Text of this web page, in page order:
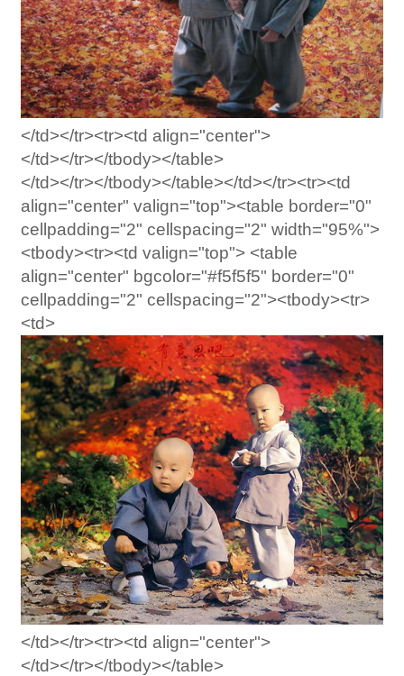
</td></tr><tr><td align="center">
</td></tr></tbody></table>
</td></tr></tbody></table></td></tr><tr><td
align="center" valign="top"><table border="0"
cellpadding="2" cellspacing="2" width="95%">
<tbody><tr><td valign="top"> <table
align="center" bgcolor="#f5f5f5" border="0"
cellpadding="2" cellspacing="2"><tbody><tr>
<td>
</td></tr><tr><td align="center">
</td></tr></tbody></table>